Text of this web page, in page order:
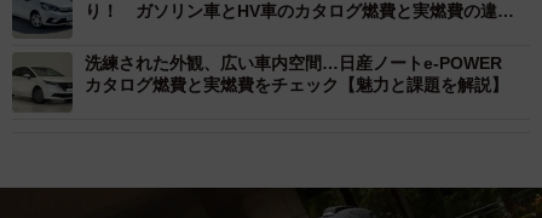
り！ ガソリン車とHV車のカタログ燃費と実燃費の違い
洗練された外観、広い車内空間…日産ノートe-POWER
カタログ燃費と実燃費をチェック【魅力と課題を解説】